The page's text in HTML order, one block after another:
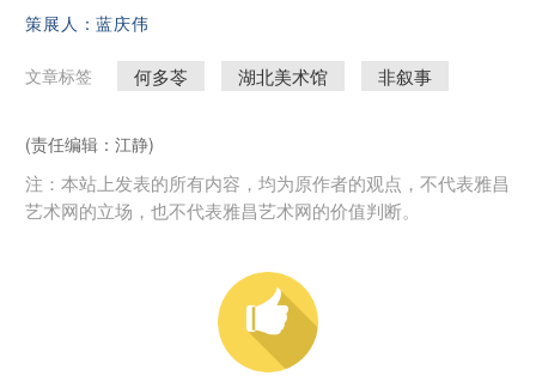
策展人：蓝庆伟
文章标签 何多苓 湖北美术馆 非叙事
(责任编辑：江静)
注：本站上发表的所有内容，均为原作者的观点，不代表雅昌
艺术网的立场，也不代表雅昌艺术网的价值判断。